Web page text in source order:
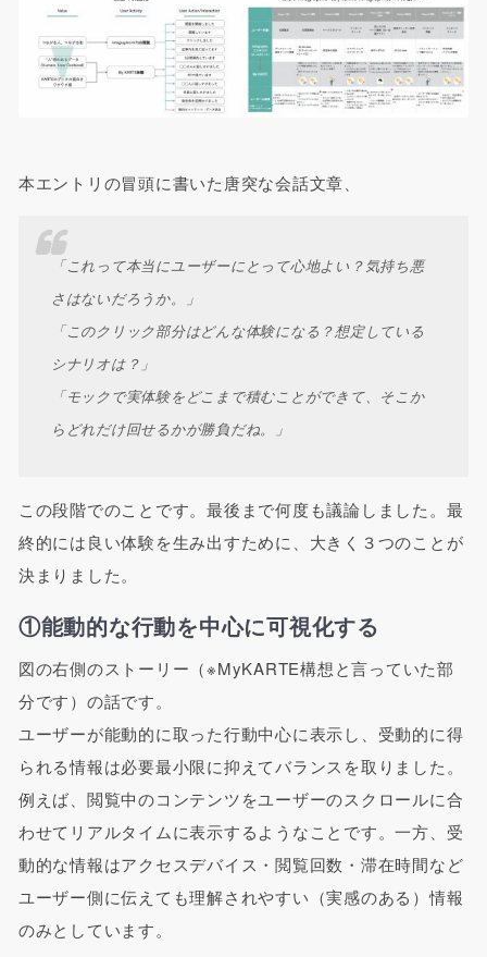
本エントリの冒頭に書いた唐突な会話文章、
「これって本当にユーザーにとって心地よい？気持ち悪
さはないだろうか。」
「このクリック部分はどんな体験になる？想定している
シナリオは？」
「モックで実体験をどこまで積むことができて、そこか
らどれだけ回せるかが勝負だね。」
この段階でのことです。最後まで何度も議論しました。最
終的には良い体験を生み出すために、大きく３つのことが
決まりました。
①能動的な行動を中心に可視化する
図の右側のストーリー（※MyKARTE構想と言っていた部
分です）の話です。
ユーザーが能動的に取った行動中心に表示し、受動的に得
られる情報は必要最小限に抑えてバランスを取りました。
例えば、閲覧中のコンテンツをユーザーのスクロールに合
わせてリアルタイムに表示するようなことです。一方、受
動的な情報はアクセスデバイス・閲覧回数・滞在時間など
ユーザー側に伝えても理解されやすい（実感のある）情報
のみとしています。